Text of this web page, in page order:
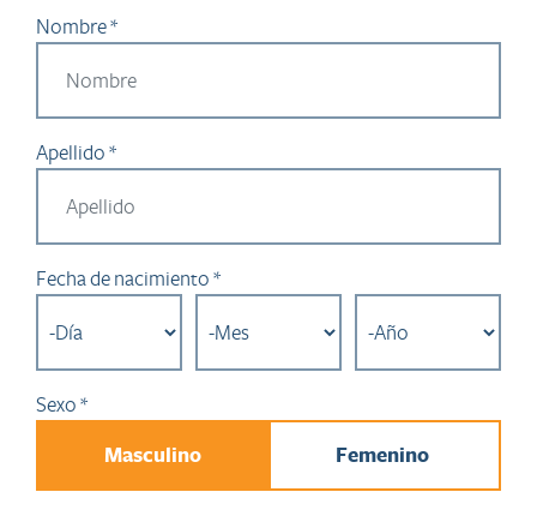
Nombre *
Apellido *
Fecha de nacimiento *
Sexo *
Masculino Femenino